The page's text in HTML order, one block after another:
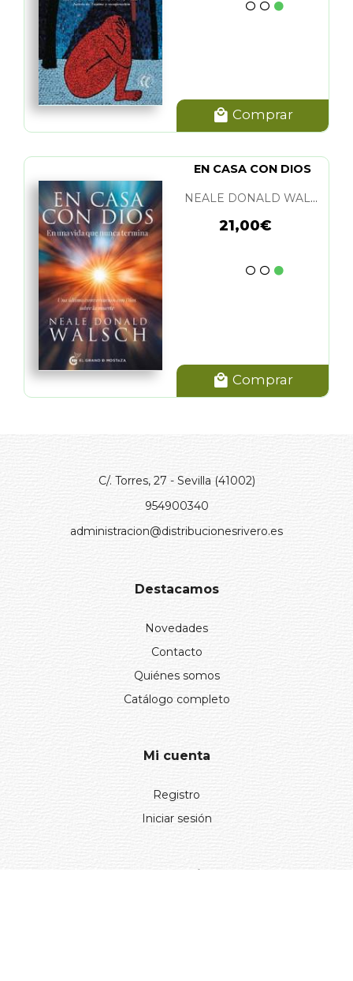
Comprar
EN CASA CON DIOS
NEALE DONALD WALSCH
21,00€
Comprar
C/. Torres, 27 - Sevilla (41002)
954900340
administracion@distribucionesrivero.es
Destacamos
Novedades
Contacto
Quiénes somos
Catálogo completo
Mi cuenta
Registro
Iniciar sesión
Información